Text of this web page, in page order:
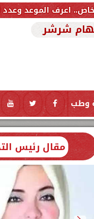
شرشر
وطب تكنولوجيا
مقال رئيس